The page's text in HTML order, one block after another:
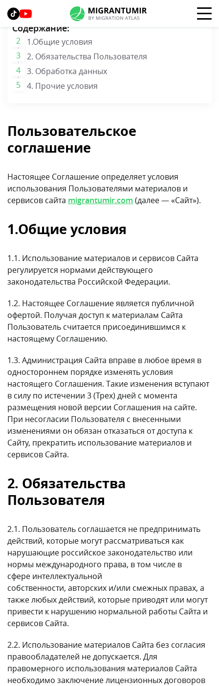
Содержание:
1.Общие условия
2. Обязательства Пользователя
3. Обработка данных
4. Прочие условия
Пользовательское
соглашение
Настоящее Соглашение определяет условия
использования Пользователями материалов и
сервисов сайта migrantumir.com (далее — «Сайт»).
1.Общие условия
1.1. Использование материалов и сервисов Сайта
регулируется нормами действующего
законодательства Российской Федерации.
1.2. Настоящее Соглашение является публичной
офертой. Получая доступ к материалам Сайта
Пользователь считается присоединившимся к
настоящему Соглашению.
1.3. Администрация Сайта вправе в любое время в
одностороннем порядке изменять условия
настоящего Соглашения. Такие изменения вступают
в силу по истечении 3 (Трех) дней с момента
размещения новой версии Соглашения на сайте.
При несогласии Пользователя с внесенными
изменениями он обязан отказаться от доступа к
Сайту, прекратить использование материалов и
сервисов Сайта.
2. Обязательства
Пользователя
2.1. Пользователь соглашается не предпринимать
действий, которые могут рассматриваться как
нарушающие российское законодательство или
нормы международного права, в том числе в
сфере интеллектуальной
собственности, авторских и/или смежных правах, а
также любых действий, которые приводят или могут
привести к нарушению нормальной работы Сайта и
сервисов Сайта.
2.2. Использование материалов Сайта без согласия
правообладателей не допускается. Для
правомерного использования материалов Сайта
необходимо заключение лицензионных договоров